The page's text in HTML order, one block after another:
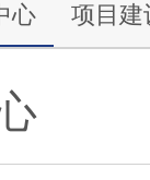
心 项目建